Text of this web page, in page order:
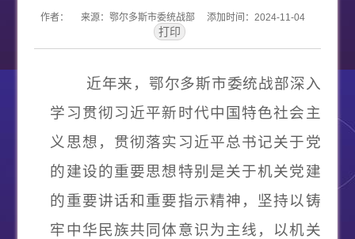
作者： 来源：鄂尔多斯市委统战部 添加时间：2024-11-04
近年来，鄂尔多斯市委统战部深入
学习贯彻习近平新时代中国特色社会主
义思想，贯彻落实习近平总书记关于党
的建设的重要思想特别是关于机关党建
的重要讲话和重要指示精神，坚持以铸
牢中华民族共同体意识为主线，以机关